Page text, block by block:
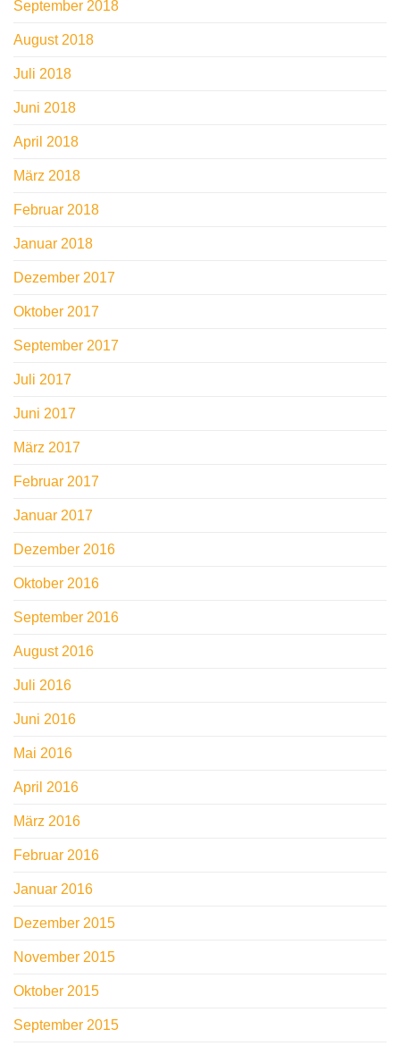
September 2018
August 2018
Juli 2018
Juni 2018
April 2018
März 2018
Februar 2018
Januar 2018
Dezember 2017
Oktober 2017
September 2017
Juli 2017
Juni 2017
März 2017
Februar 2017
Januar 2017
Dezember 2016
Oktober 2016
September 2016
August 2016
Juli 2016
Juni 2016
Mai 2016
April 2016
März 2016
Februar 2016
Januar 2016
Dezember 2015
November 2015
Oktober 2015
September 2015